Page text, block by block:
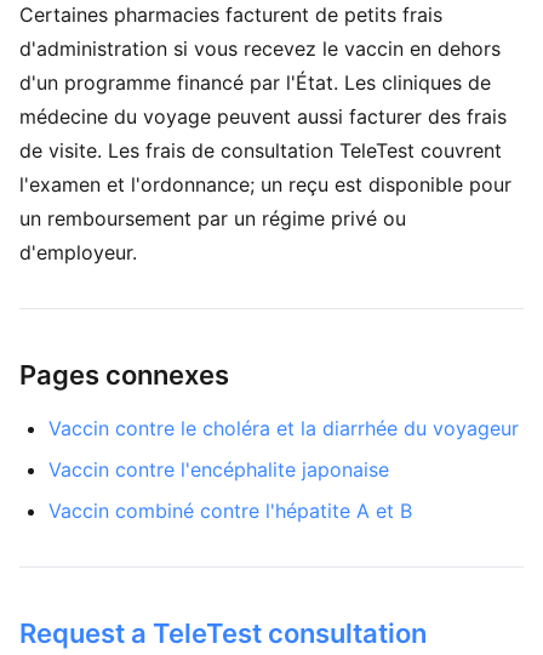
Certaines pharmacies facturent de petits frais
d'administration si vous recevez le vaccin en dehors
d'un programme financé par l'État. Les cliniques de
médecine du voyage peuvent aussi facturer des frais
de visite. Les frais de consultation TeleTest couvrent
l'examen et l'ordonnance; un reçu est disponible pour
un remboursement par un régime privé ou
d'employeur.
Pages connexes
Vaccin contre le choléra et la diarrhée du voyageur
Vaccin contre l'encéphalite japonaise
Vaccin combiné contre l'hépatite A et B
Request a TeleTest consultation